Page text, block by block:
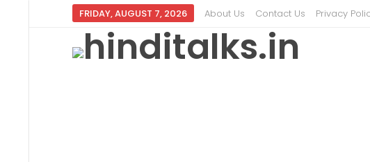
FRIDAY, AUGUST 7, 2026 About Us Contact Us Privacy